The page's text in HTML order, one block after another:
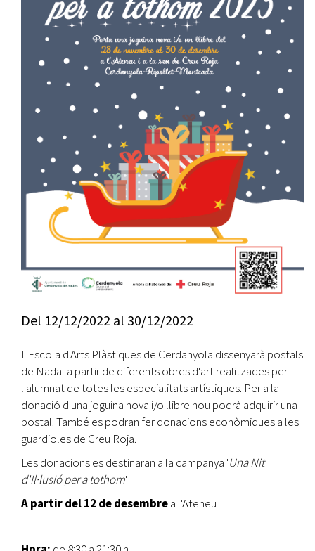
Del 12/12/2022 al 30/12/2022
L'Escola d'Arts Plàstiques de Cerdanyola dissenyarà postals
de Nadal a partir de diferents obres d'art realitzades per
l'alumnat de totes les especialitats artístiques. Per a la
donació d'una joguina nova i/o llibre nou podrà adquirir una
postal. També es podran fer donacions econòmiques a les
guardioles de Creu Roja.
Les donacions es destinaran a la campanya 'Una Nit
d'Il·lusió per a tothom'
A partir del 12 de desembrea l'Ateneu